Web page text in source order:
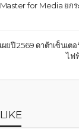
Master for Media ยก
ผยปี 2569 ดาต้าเซ็นเต
ไฟ